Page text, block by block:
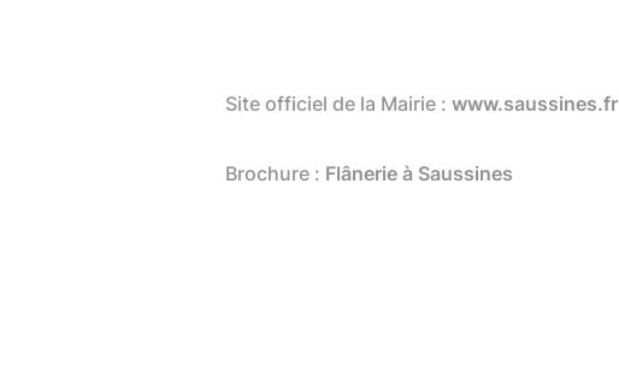
Site officiel de la Mairie : www.saussines.fr
Brochure : Flânerie à Saussines